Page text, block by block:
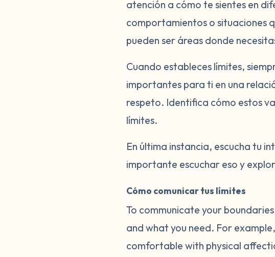
atención a cómo te sientes en
comportamientos o situaciones
pueden ser áreas donde
Cuando estableces límites,
importantes para ti en una
respeto. Identifica cómo estos
límites.
En última instancia, escucha tu
importante escuchar eso y
Cómo comunicar tus límites
To communicate your
and what you need. For
comfortable with physical